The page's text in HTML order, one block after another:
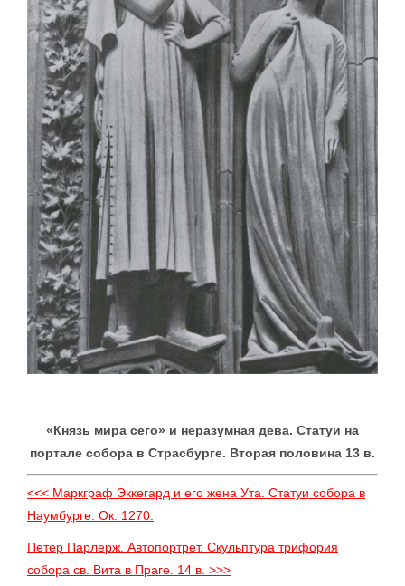
«Князь мира сего» и неразумная дева. Статуи на
портале собора в Страсбурге. Вторая половина 13 в.
<<< Маркграф Эккегард и его жена Ута. Статуи собора в
Наумбурге. Ок. 1270.
Петер Парлерж. Автопортрет. Скульптура трифория
собора св. Вита в Праге. 14 в. >>>